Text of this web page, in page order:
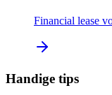
Financial lease
Handige tips